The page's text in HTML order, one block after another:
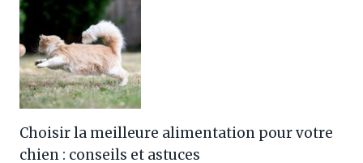
Choisir la meilleure alimentation pour votre
chien : conseils et astuces